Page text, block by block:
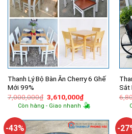
Thanh Lý Bộ Bàn Ăn Cherry 6 Ghế
Mới 99%
7,000,000₫ Giá
gốc
là:
3,610,000₫Giá
hiện
tại
3,610,000₫.
Còn hàng - Giao nhanh
Sắt
-43% -